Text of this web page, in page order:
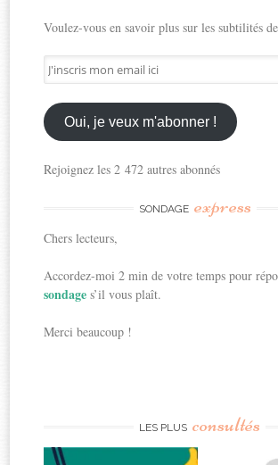
Voulez-vous en savoir plus sur les subtilités
J'inscris
mon
email
ici
Oui, je veux m'abonner !
Rejoignez les 2 472 autres abonnés
SONDAGE express
Chers lecteurs,
Accordez-moi 2 min de votre temps pour
sondages’il vous plaît.
Merci beaucoup !
LES PLUS consultés